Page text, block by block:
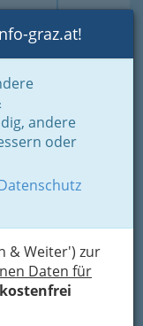
Login Toggle
graz.at!
andere
oder
& Weiter') zur
Daten für
kostenfrei
Guide
mit
Wer
...